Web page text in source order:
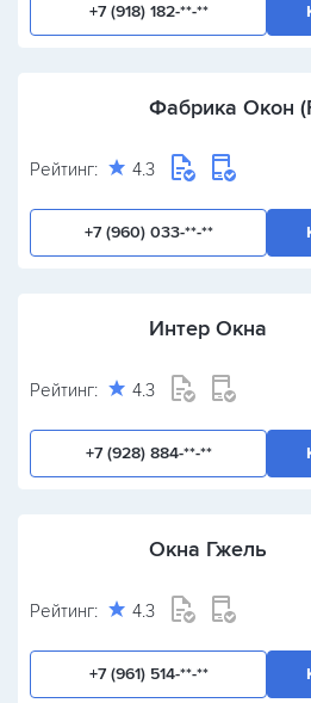
+7 (918) 182-**-**
Фабрика Окон
Рейтинг: 4.3
+7 (960) 033-**-**
Интер Окна
Рейтинг: 4.3
+7 (928) 884-**-**
Окна Гжель
Рейтинг: 4.3
+7 (961) 514-**-**